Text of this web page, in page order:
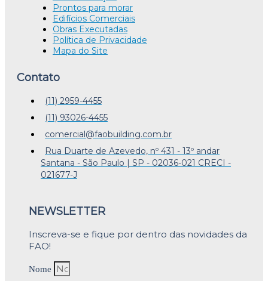
Prontos para morar
Edifícios Comerciais
Obras Executadas
Política de Privacidade
Mapa do Site
Contato
(11) 2959-4455
(11) 93026-4455
comercial@faobuilding.com.br
Rua Duarte de Azevedo, nº 431 - 13º andar
Santana - São Paulo | SP - 02036-021 CRECI -
021677-J
NEWSLETTER
Inscreva-se e fique por dentro das novidades da
FAO!
Nome